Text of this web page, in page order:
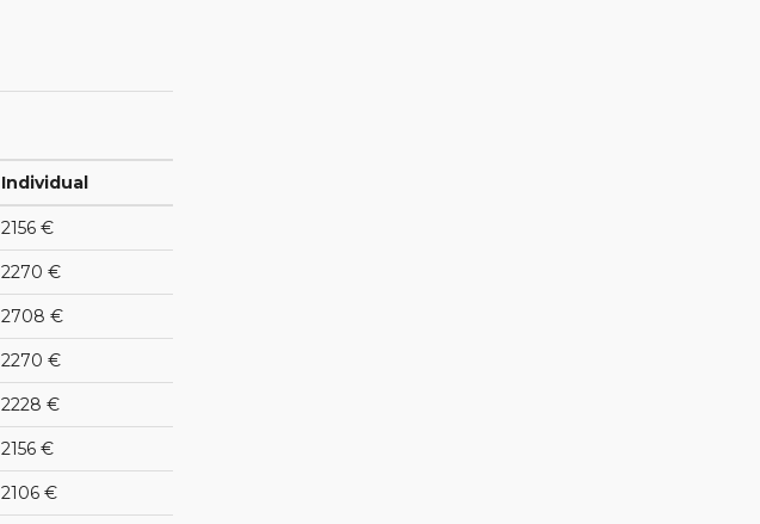
Individual
2156 €
2270 €
2708 €
2270 €
2228 €
2156 €
2106 €